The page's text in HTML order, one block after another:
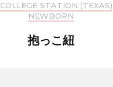
COLLEGE STATION (TEXAS)
NEWBORN
抱っこ紐